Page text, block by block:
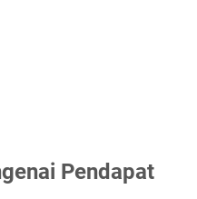
Pendapat